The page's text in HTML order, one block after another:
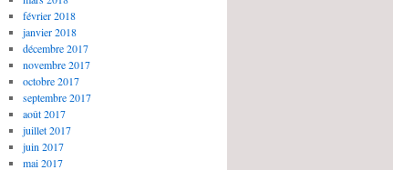
février 2018
janvier 2018
décembre 2017
novembre 2017
octobre 2017
septembre 2017
août 2017
juillet 2017
juin 2017
mai 2017